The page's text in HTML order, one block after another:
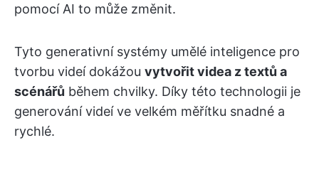
pomocí AI to může změnit.
Tyto generativní systémy umělé inteligence pro
tvorbu videí dokážou vytvořit videa z textů a
scénářů během chvilky. Díky této technologii je
generování videí ve velkém měřítku snadné a
rychlé.